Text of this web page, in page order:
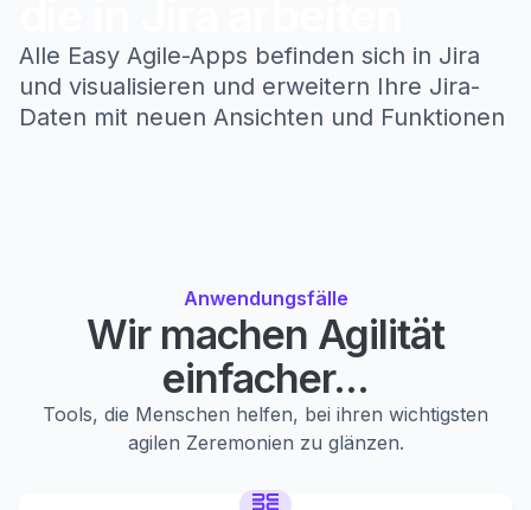
Alle Easy Agile-Apps befinden sich in Jira
und visualisieren und erweitern Ihre Jira-
Daten mit neuen Ansichten und Funktionen
Anwendungsfälle
Wir machen Agilität
einfacher...
Tools, die Menschen helfen, bei ihren wichtigsten
agilen Zeremonien zu glänzen.